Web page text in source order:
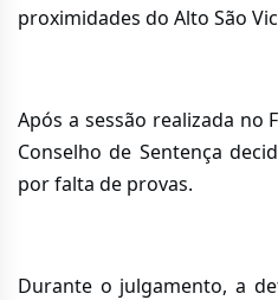
proximidades do Alto São
Após a sessão realizada no
Conselho de Sentença
por falta de provas.
Durante o julgamento, a